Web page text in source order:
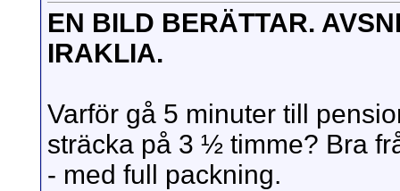
EN BILD BERÄTTAR.
IRAKLIA.
Varför gå 5 minuter till
sträcka på 3 ½ timme? Bra
- med full packning.